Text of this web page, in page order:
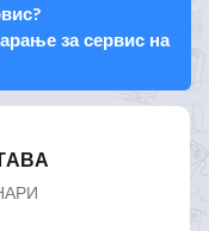
за сервис на